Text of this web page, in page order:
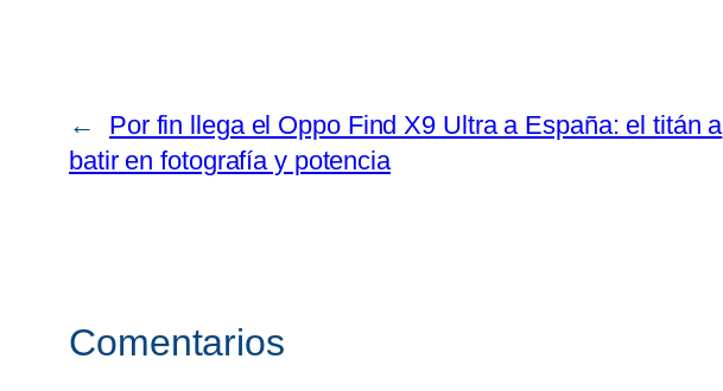
←
Por fin llega el Oppo Find X9 Ultra a España: el titán a
batir en fotografía y potencia
Comentarios